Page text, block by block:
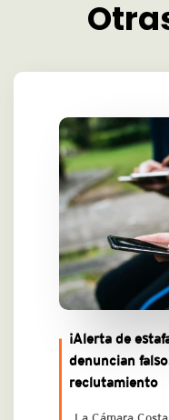
¡Alerta de
denuncian
reclutamiento